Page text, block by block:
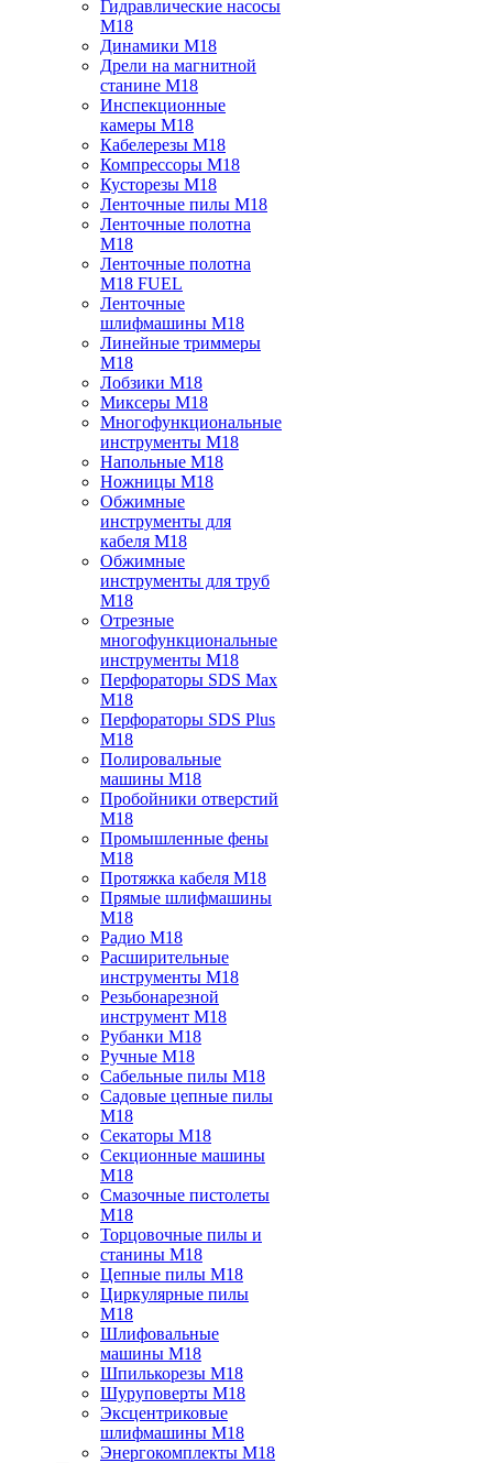
Гидравлические насосы
M18
Динамики M18
Дрели на магнитной
станине M18
Инспекционные
камеры M18
Кабелерезы M18
Компрессоры M18
Кусторезы M18
Ленточные пилы M18
Ленточные полотна
M18
Ленточные полотна
M18 FUEL
Ленточные
шлифмашины M18
Линейные триммеры
M18
Лобзики M18
Миксеры M18
Многофункциональные
инструменты M18
Напольные M18
Ножницы M18
Обжимные
инструменты для
кабеля M18
Обжимные
инструменты для труб
M18
Отрезные
многофункциональные
инструменты M18
Перфораторы SDS Max
M18
Перфораторы SDS Plus
M18
Полировальные
машины M18
Пробойники отверстий
M18
Промышленные фены
M18
Протяжка кабеля M18
Прямые шлифмашины
M18
Радио M18
Расширительные
инструменты M18
Резьбонарезной
инструмент M18
Рубанки M18
Ручные M18
Сабельные пилы M18
Садовые цепные пилы
M18
Секаторы M18
Секционные машины
M18
Смазочные пистолеты
M18
Торцовочные пилы и
станины M18
Цепные пилы M18
Циркулярные пилы
M18
Шлифовальные
машины M18
Шпилькорезы M18
Шуруповерты M18
Эксцентриковые
шлифмашины M18
Энергокомплекты M18